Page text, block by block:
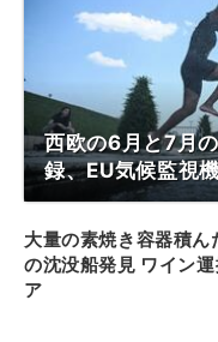
西欧の6月と7月
録、EU気候監視
大量の素焼き容器積ん
の沈没船発見 ワイン
ア